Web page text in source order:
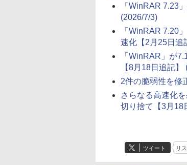
「WinRAR 7.23
(2026/7/3)
「WinRAR 7.20
速化【2月25日追
「WinRAR」が
【8月18日追記】
2件の脆弱性を修
さらなる高速化
切り捨て【3月18
ツイート リ